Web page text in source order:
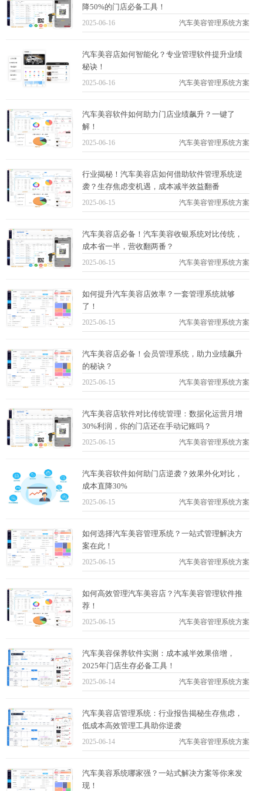
降50%的门店必备工具！
2025-06-16
汽车美容管理系统方案
汽车美容店如何智能化？专业管理软件提升业绩
秘诀！
2025-06-16
汽车美容管理系统方案
汽车美容软件如何助力门店业绩飙升？一键了
解！
2025-06-16
汽车美容管理系统方案
行业揭秘！汽车美容店如何借助软件管理系统逆
袭？生存焦虑变机遇，成本减半效益翻番
2025-06-15
汽车美容管理系统方案
汽车美容店必备！汽车美容收银系统对比传统，
成本省一半，营收翻两番？
2025-06-15
汽车美容管理系统方案
如何提升汽车美容店效率？一套管理系统就够
了！
2025-06-15
汽车美容管理系统方案
汽车美容店必备！会员管理系统，助力业绩飙升
的秘诀？
2025-06-15
汽车美容管理系统方案
汽车美容店软件对比传统管理：数据化运营月增
30%利润，你的门店还在手动记账吗？
2025-06-15
汽车美容管理系统方案
汽车美容软件如何助门店逆袭？效果外化对比，
成本直降30%
2025-06-15
汽车美容管理系统方案
如何选择汽车美容管理系统？一站式管理解决方
案在此！
2025-06-15
汽车美容管理系统方案
如何高效管理汽车美容店？汽车美容管理软件推
荐！
2025-06-15
汽车美容管理系统方案
汽车美容保养软件实测：成本减半效果倍增，
2025年门店生存必备工具！
2025-06-14
汽车美容管理系统方案
汽车美容店管理系统：行业报告揭秘生存焦虑，
低成本高效管理工具助你逆袭
2025-06-14
汽车美容管理系统方案
汽车美容系统哪家强？一站式解决方案等你来发
现！